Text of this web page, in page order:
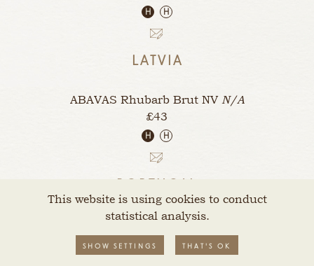
H H
LATVIA
ABAVAS Rhubarb Brut NV N/A
£43
H H
3B Blanc de Blancs Filipa Pato
£84
This website is using cookies to conduct
statistical analysis.
SHOW SETTINGS THAT'S OK